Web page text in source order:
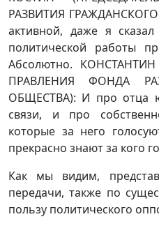
РАЗВИТИЯ
активной, даже я
политической работы
Абсолютно.
ПРАВЛЕНИЯ ФОНДА
ОБЩЕСТВА): И про отца
связи, и про
которые за него
прекрасно знают за кого
Как мы видим,
передачи, также по
пользу политического